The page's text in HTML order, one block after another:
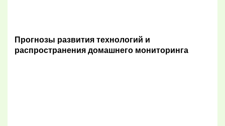
Прогнозы развития технологий и
распространения домашнего мониторинга